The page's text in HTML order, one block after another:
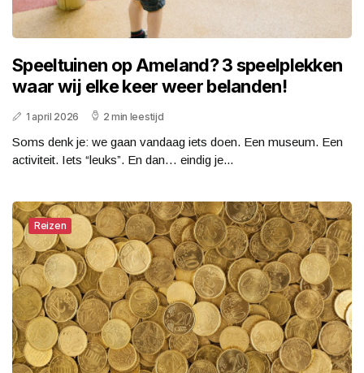
Speeltuinen op Ameland? 3 speelplekken
waar wij elke keer weer belanden!
1 april 2026 2 min leestijd
Soms denk je: we gaan vandaag iets doen. Een museum. Een
activiteit. Iets “leuks”. En dan… eindig je...
Reizen